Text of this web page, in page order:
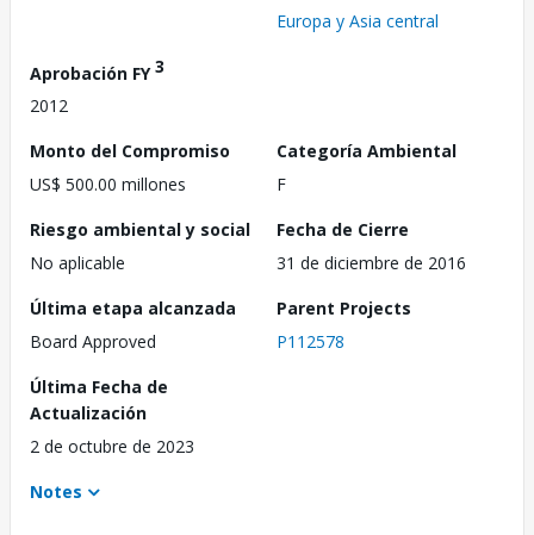
Europa y Asia central
Aprobación FY3
2012
Monto del Compromiso
US$ 500.00 millones
Categoría Ambiental
F
Riesgo ambiental y social
No aplicable
Fecha de Cierre
31 de diciembre de 2016
Última etapa alcanzada
Board Approved
Parent Projects
P112578
Última Fecha de
Actualización
2 de octubre de 2023
Notes